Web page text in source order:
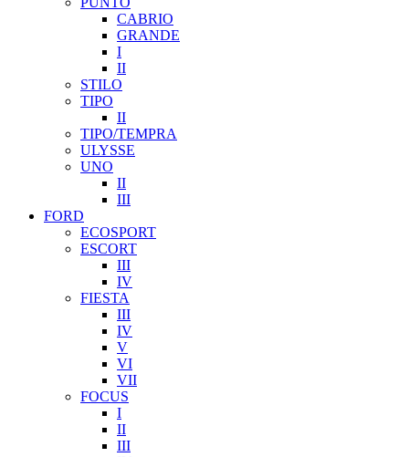
CABRIO
GRANDE
I
II
STILO
TIPO
II
TIPO/TEMPRA
ULYSSE
UNO
II
III
FORD
ECOSPORT
ESCORT
III
IV
FIESTA
III
IV
V
VI
VII
FOCUS
I
II
III